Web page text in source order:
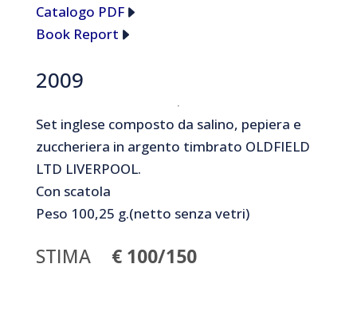
Catalogo PDF
Book Report
2009
Set inglese composto da salino, pepiera e
zuccheriera in argento timbrato OLDFIELD
LTD LIVERPOOL.
Con scatola
Peso 100,25 g.(netto senza vetri)
STIMA € 100/150